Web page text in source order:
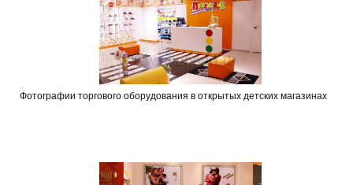
Фотографии торгового оборудования в открытых детских магазинах